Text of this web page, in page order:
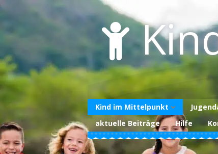
to
content
Kind im Mittelpunkt
Über uns
Unterstützen Sie
uns
aktuelle Beiträge
Hilfe